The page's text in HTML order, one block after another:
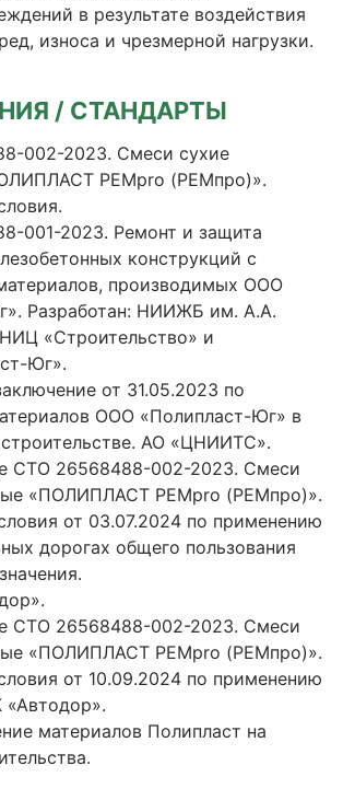
в результате воздействия
износа и чрезмерной нагрузки.
/ СТАНДАРТЫ
002-2023. Смеси сухие
РЕМpro (РЕМпро)».
001-2023. Ремонт и защита
конструкций с
производимых ООО
Разработан: НИИЖБ им. А.А.
«Строительство» и
Юг».
от 31.05.2023 по
ООО «Полипласт-Юг» в
АО «ЦНИИТС».
СТО 26568488-002-2023. Смеси
«ПОЛИПЛАСТ РЕМpro (РЕМпро)».
от 03.07.2024 по применению
дорогах общего пользования
СТО 26568488-002-2023. Смеси
«ПОЛИПЛАСТ РЕМpro (РЕМпро)».
от 10.09.2024 по применению
«Автодор».
материалов Полипласт на